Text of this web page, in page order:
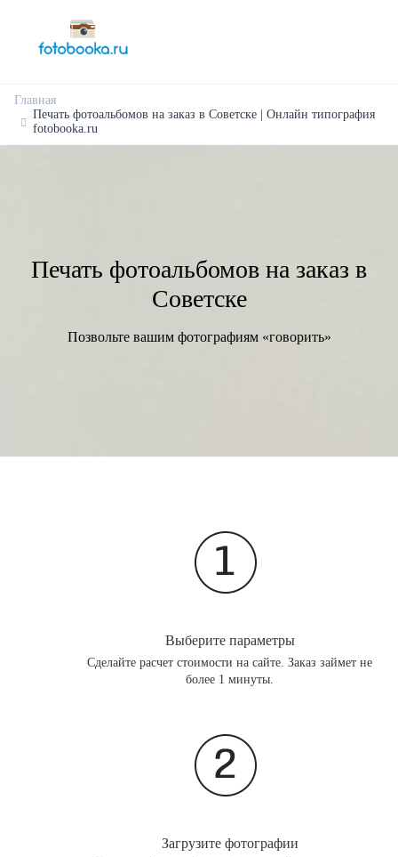
Главная
Печать фотоальбомов на заказ в Советске | Онлайн типография
fotobooka.ru
Печать фотоальбомов на заказ в
Советске
Позвольте вашим фотографиям «говорить»
Выберите параметры
Сделайте расчет стоимости на сайте. Заказ займет не
более 1 минуты.
Загрузите фотографии